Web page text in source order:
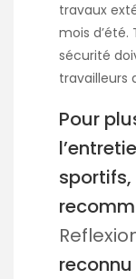
travaux
mois d’été.
sécurité
travailleurs
Pour